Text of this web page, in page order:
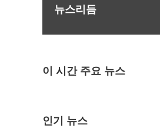
뉴스리듬
이 시간 주요 뉴스
인기 뉴스